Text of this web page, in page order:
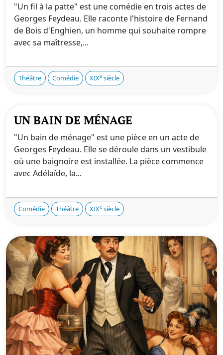
"Un fil à la patte" est une comédie en trois actes de
Georges Feydeau. Elle raconte l'histoire de Fernand
de Bois d'Enghien, un homme qui souhaite rompre
avec sa maîtresse,...
Théâtre Comédie XIXe siècle
UN BAIN DE MÉNAGE
"Un bain de ménage" est une pièce en un acte de
Georges Feydeau. Elle se déroule dans un vestibule
où une baignoire est installée. La pièce commence
avec Adélaïde, la...
Comédie Théâtre XIXe siècle